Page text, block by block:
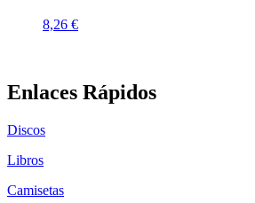
8,26 €
Enlaces Rápidos
Discos
Libros
Camisetas